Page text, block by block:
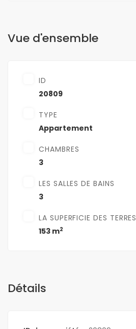
Vue d'ensemble
ID
20809
TYPE
Appartement
CHAMBRES
3
LES SALLES DE BAINS
3
LA SUPERFICIE DES TERRES
153 m2
Détails